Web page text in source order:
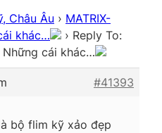
Châu Âu › MATRIX-
khác…
› Reply To:
Những cái khác…
#41393
bộ flim kỹ xảo đẹp